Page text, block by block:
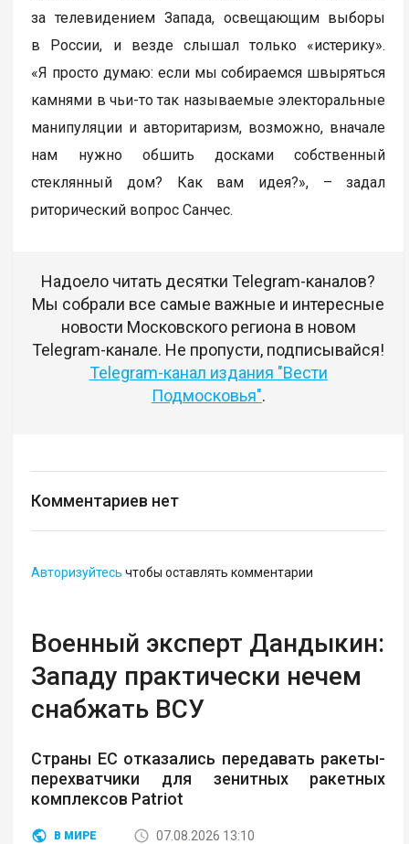
за телевидением Запада, освещающим выборы
в России, и везде слышал только «истерику».
«Я просто думаю: если мы собираемся швыряться
камнями в чьи-то так называемые электоральные
манипуляции и авторитаризм, возможно, вначале
нам нужно обшить досками собственный
стеклянный дом? Как вам идея?», – задал
риторический вопрос Санчес.
Надоело читать десятки Telegram-каналов?
Мы собрали все самые важные и интересные
новости Московского региона в новом
Telegram-канале. Не пропусти, подписывайся!
Telegram-канал издания "Вести
Подмосковья".
Комментариев нет
Авторизуйтесь чтобы оставлять комментарии
Военный эксперт Дандыкин:
Западу практически нечем
снабжать ВСУ
Страны ЕС отказались передавать ракеты-
перехватчики для зенитных ракетных
комплексов Patriot
В МИРЕ
07.08.2026 13:10